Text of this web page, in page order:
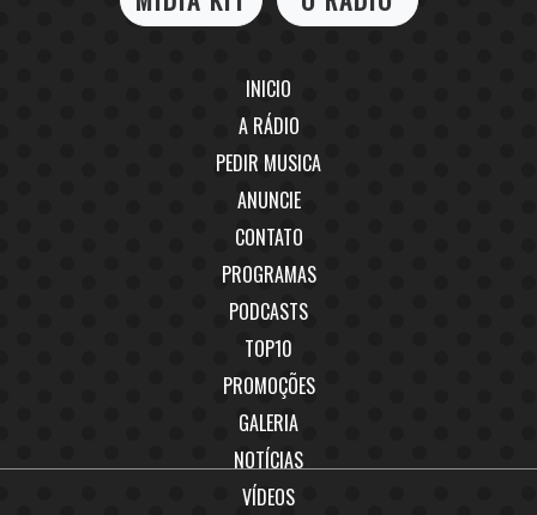
INICIO
A RÁDIO
PEDIR MUSICA
ANUNCIE
CONTATO
PROGRAMAS
PODCASTS
TOP10
PROMOÇÕES
GALERIA
NOTÍCIAS
VÍDEOS